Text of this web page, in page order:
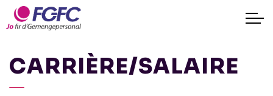
CARRIÈRE/SALAIRE